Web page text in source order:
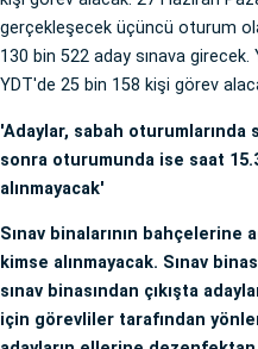
gerçekleşecek üçüncü oturum
130 bin 522 aday sınava
YDT'de 25 bin 158 kişi görev
'Adaylar, sabah
sonra oturumunda ise saat
alınmayacak'
Sınav binalarının bahçelerine
kimse alınmayacak. Sınav
sınav binasından çıkışta
için görevliler tarafından